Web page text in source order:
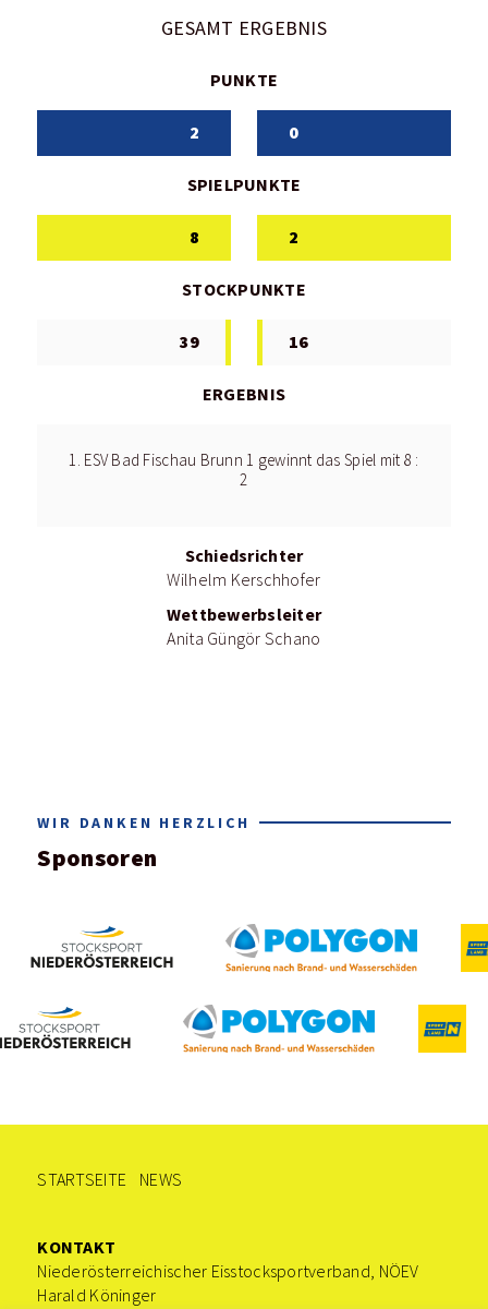
GESAMT ERGEBNIS
PUNKTE
2 0
SPIELPUNKTE
8 2
STOCKPUNKTE
39 16
ERGEBNIS
1. ESV Bad Fischau Brunn 1 gewinnt das Spiel mit 8 :
2
Schiedsrichter
Wilhelm Kerschhofer
Wettbewerbsleiter
Anita Güngör Schano
WIR DANKEN HERZLICH
Sponsoren
STARTSEITE NEWS
KONTAKT
Niederösterreichischer Eisstocksportverband, NÖEV
Harald Köninger